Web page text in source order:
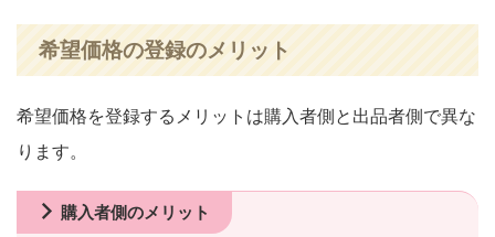
希望価格の登録のメリット
希望価格を登録するメリットは購入者側と出品者側で異な
ります。
購入者側のメリット